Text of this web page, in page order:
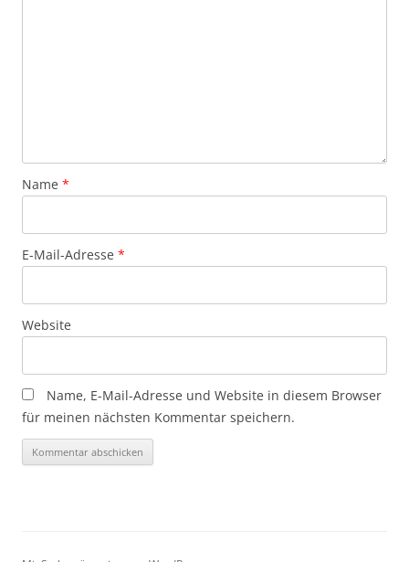
Name *
E-Mail-Adresse *
Website
Name, E-Mail-Adresse und Website in diesem Browser
für meinen nächsten Kommentar speichern.